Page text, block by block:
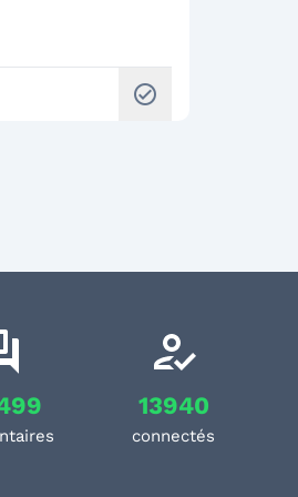
check_circle
13940
connectés